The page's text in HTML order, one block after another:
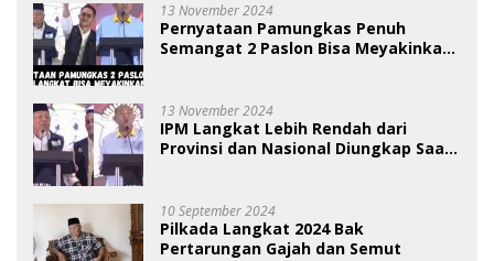
13 November 2024
Pernyataan Pamungkas Penuh
Semangat 2 Paslon Bisa Meyakinkan
13 November 2024
IPM Langkat Lebih Rendah dari
Provinsi dan Nasional Diungkap Saat
10 September 2024
Pilkada Langkat 2024 Bak
Pertarungan Gajah dan Semut